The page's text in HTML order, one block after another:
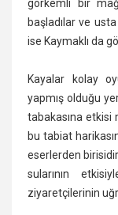
görkemli bir
başladılar ve
ise Kaymaklı da
Kayalar kolay
yapmış olduğu
tabakasına etkisi
bu tabiat
eserlerden
sularının
ziyaretçilerinin